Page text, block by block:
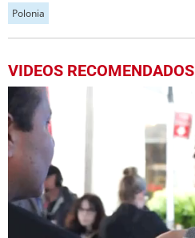
Polonia
VIDEOS RECOMENDADOS